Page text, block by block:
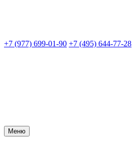
+7 (977) 699-01-90 +7 (495) 644-77-28
Меню